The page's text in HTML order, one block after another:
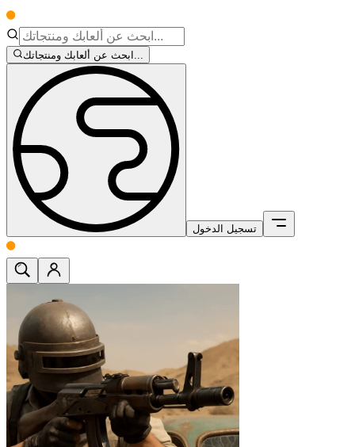
ابحث عن ألعابك ومنتجاتك...
تسجيل الدخول